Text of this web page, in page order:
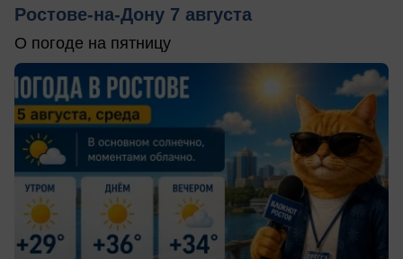
Ростове-на-Дону 7 августа
О погоде на пятницу